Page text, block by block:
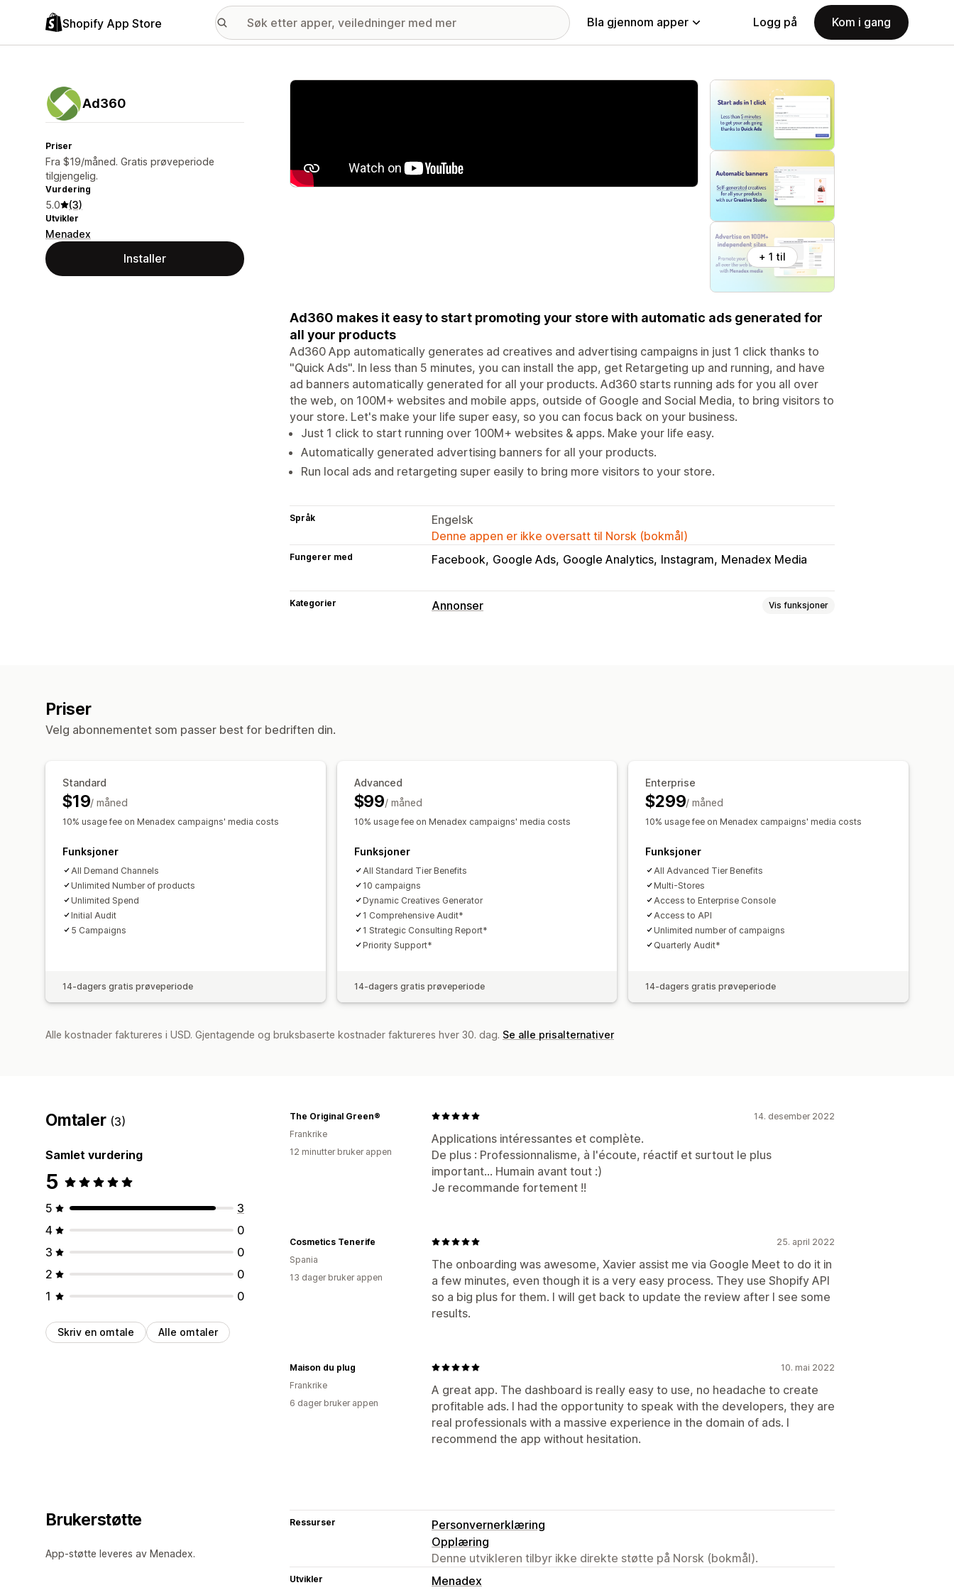
Shopify App Store Bla gjennom apper Logg på Kom i gang
Ad360
Priser
Fra $19/måned. Gratis prøveperiode
tilgjengelig.
Vurdering
5.0 (3)
Utvikler
Menadex
Installer
Galleri med fremhevede bilder
+ 1 til
Ad360 makes it easy to start promoting your store with automatic ads generated for
all your products
Ad360 App automatically generates ad creatives and advertising campaigns in just 1 click thanks to
"Quick Ads". In less than 5 minutes, you can install the app, get Retargeting up and running, and have
ad banners automatically generated for all your products. Ad360 starts running ads for you all over
the web, on 100M+ websites and mobile apps, outside of Google and Social Media, to bring visitors to
your store. Let's make your life super easy, so you can focus back on your business.
Just 1 click to start running over 100M+ websites & apps. Make your life easy.
Automatically generated advertising banners for all your products.
Run local ads and retargeting super easily to bring more visitors to your store.
Språk
Engelsk
Denne appen er ikke oversatt til Norsk (bokmål)
Fungerer med Facebook Google Ads Google Analytics Instagram Menadex Media
Kategorier Annonser Vis funksjoner
Annonseforbruk ROI-analyse
Konverteringssporing
Kostnad per anskaffelse
Instrumentbord
Priser
Velg abonnementet som passer best for bedriften din.
Standard
$19/ måned
10% usage fee on Menadex campaigns' media costs
Funksjoner
All Demand Channels
Unlimited Number of products
Unlimited Spend
Initial Audit
5 Campaigns
14-dagers gratis prøveperiode
Advanced
$99/ måned
10% usage fee on Menadex campaigns' media costs
Funksjoner
All Standard Tier Benefits
10 campaigns
Dynamic Creatives Generator
1 Comprehensive Audit*
1 Strategic Consulting Report*
Priority Support*
14-dagers gratis prøveperiode
Enterprise
$299/ måned
10% usage fee on Menadex campaigns' media costs
Funksjoner
All Advanced Tier Benefits
Multi-Stores
Access to Enterprise Console
Access to API
Unlimited number of campaigns
Quarterly Audit*
14-dagers gratis prøveperiode
Alle kostnader faktureres i USD. Gjentagende og bruksbaserte kostnader faktureres hver 30. dag. Se alle prisalternativer
Omtaler (3)
Samlet vurdering
5
5
3
4
0
3
0
2
0
1
0
Skriv en omtale Alle omtaler
14. desember 2022
Applications intéressantes et complète.
De plus : Professionnalisme, à l'écoute, réactif et surtout le plus
important… Humain avant tout :)
Je recommande fortement !!
The Original Green®
Frankrike
12 minutter bruker appen
25. april 2022
The onboarding was awesome, Xavier assist me via Google Meet to do it in
a few minutes, even though it is a very easy process. They use Shopify API
so a big plus for them. I will get back to update the review after I see some
results.
Cosmetics Tenerife
Spania
13 dager bruker appen
10. mai 2022
A great app. The dashboard is really easy to use, no headache to create
profitable ads. I had the opportunity to speak with the developers, they are
real professionals with a massive experience in the domain of ads. I
recommend the app without hesitation.
Maison du plug
Frankrike
6 dager bruker appen
Brukerstøtte
App-støtte leveres av Menadex.
Ressurser
Personvernerklæring
Opplæring
Denne utvikleren tilbyr ikke direkte støtte på Norsk (bokmål).
Utvikler
Menadex